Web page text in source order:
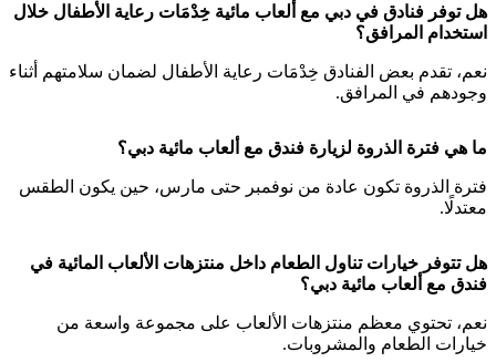
هل توفر فنادق في دبي مع ألعاب مائية خِدْمَات رعاية الأطفال خلال
استخدام المرافق؟
نعم، تقدم بعض الفنادق خِدْمَات رعاية الأطفال لضمان سلامتهم أثناء
وجودهم في المرافق.
ما هي فترة الذروة لزيارة فندق مع ألعاب مائية دبي؟
فترة الذروة تكون عادة من نوفمبر حتى مارس، حين يكون الطقس
معتدلًا.
هل تتوفر خيارات تناول الطعام داخل منتزهات الألعاب المائية في
فندق مع ألعاب مائية دبي؟
نعم، تحتوي معظم منتزهات الألعاب على مجموعة واسعة من
خيارات الطعام والمشروبات.